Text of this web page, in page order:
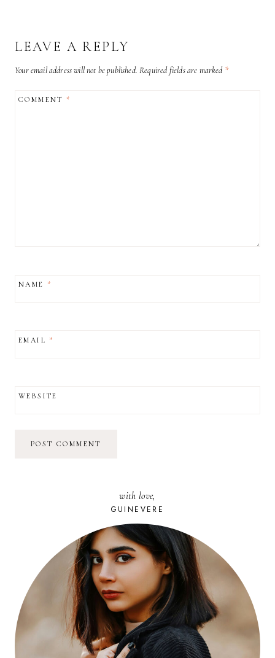
LEAVE A REPLY
Your email address will not be published. Required fields are marked *
COMMENT*
NAME *
EMAIL*
WEBSITE
with love,
GUINEVERE